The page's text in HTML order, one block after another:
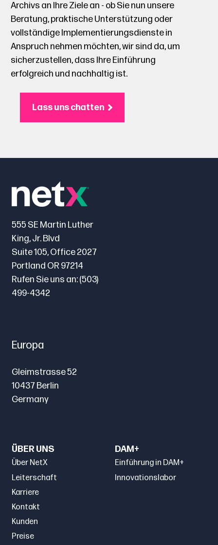
Archivs an Ihre Ziele an - ob Sie nun unsere
Beratung, praktische Unterstützung oder
vollständige Implementierungsdienste in
Anspruch nehmen möchten, wir sind da, um
sicherzustellen, dass Ihre Einführung
erfolgreich und nachhaltig ist.
Lass uns chatten
555 SE Martin Luther
King, Jr. Blvd
Suite 105, Office 2027
Portland OR 97214
Rufen Sie uns an:(503)
499-4342
Europa
Gleimstrasse 52
10437 Berlin
Germany
ÜBER UNS
Über NetX
Leiterschaft
Karriere
Kontakt
Kunden
Preise
DAM+
Einführung in DAM+
Innovationslabor